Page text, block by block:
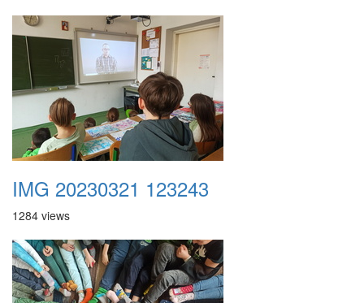
IMG 20230321 123243
1284 views